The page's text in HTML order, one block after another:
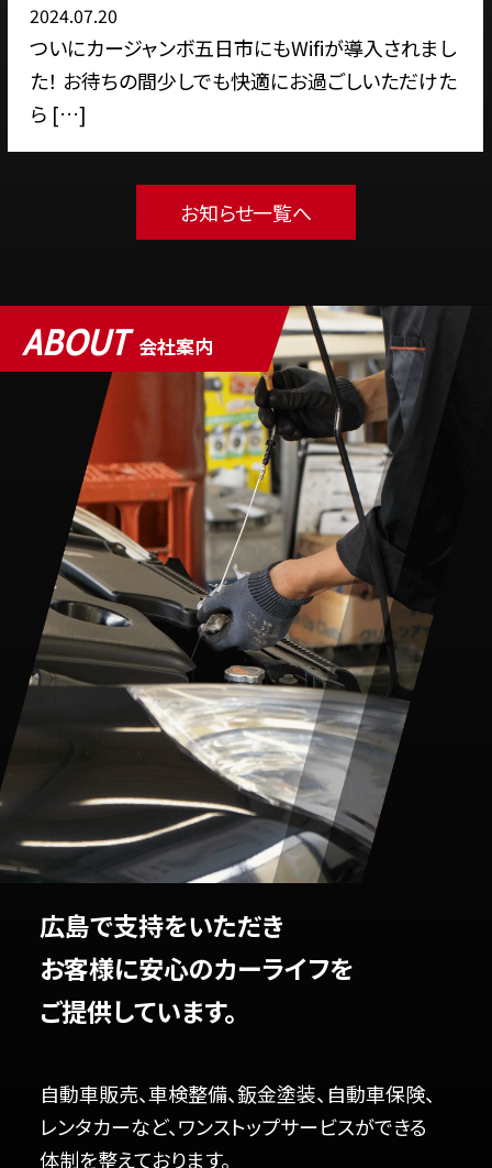
2024.07.20
ついにカージャンボ五日市にもWifiが導入されまし
た！ お待ちの間少しでも快適にお過ごしいただけた
ら […]
お知らせ一覧へ
ABOUT 会社案内
広島で支持をいただき
お客様に安心のカーライフを
ご提供しています。
自動車販売、車検整備、鈑金塗装、自動車保険、
レンタカーなど、ワンストップサービスができる
体制を整えております。